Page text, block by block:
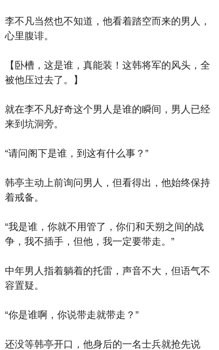
李不凡当然也不知道，他看着踏空而来的男人，
心里腹诽。
【卧槽，这是谁，真能装！这韩将军的风头，全
被他压过去了。】
就在李不凡好奇这个男人是谁的瞬间，男人已经
来到坑洞旁。
“请问阁下是谁，到这有什么事？”
韩亭主动上前询问男人，但看得出，他始终保持
着戒备。
“我是谁，你就不用管了，你们和天朔之间的战
争，我不插手，但他，我一定要带走。”
中年男人指着躺着的托雷，声音不大，但语气不
容置疑。
“你是谁啊，你说带走就带走？”
还没等韩亭开口，他身后的一名士兵就抢先说